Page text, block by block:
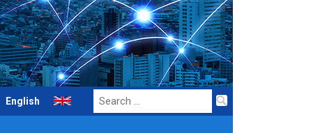
English
Search
for: